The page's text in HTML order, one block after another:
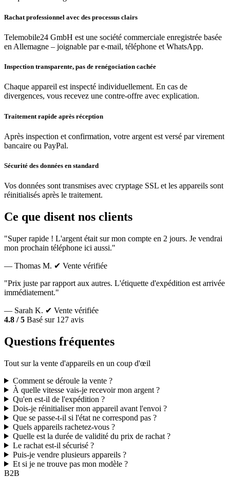
Rachat professionnel avec des processus clairs
Telemobile24 GmbH est une société commerciale enregistrée basée
en Allemagne – joignable par e-mail, téléphone et WhatsApp.
Inspection transparente, pas de renégociation cachée
Chaque appareil est inspecté individuellement. En cas de
divergences, vous recevez une contre-offre avec explication.
Traitement rapide après réception
Après inspection et confirmation, votre argent est versé par virement
bancaire ou PayPal.
Sécurité des données en standard
Vos données sont transmises avec cryptage SSL et les appareils sont
réinitialisés après le traitement.
Ce que disent nos clients
"Super rapide ! L'argent était sur mon compte en 2 jours. Je vendrai
mon prochain téléphone ici aussi."
— Thomas M. ✔ Vente vérifiée
"Prix juste par rapport aux autres. L'étiquette d'expédition est arrivée
immédiatement."
— Sarah K. ✔ Vente vérifiée
4.8 / 5 Basé sur 127 avis
Questions fréquentes
Tout sur la vente d'appareils en un coup d'œil
Comment se déroule la vente ?
À quelle vitesse vais-je recevoir mon argent ?
Qu'en est-il de l'expédition ?
Dois-je réinitialiser mon appareil avant l'envoi ?
Que se passe-t-il si l'état ne correspond pas ?
Quels appareils rachetez-vous ?
Quelle est la durée de validité du prix de rachat ?
Le rachat est-il sécurisé ?
Puis-je vendre plusieurs appareils ?
Et si je ne trouve pas mon modèle ?
B2B